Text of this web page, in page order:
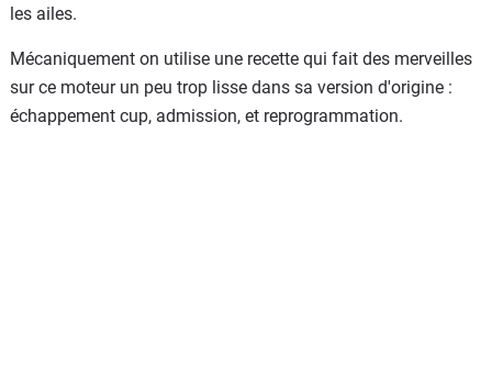
les ailes.
Mécaniquement on utilise une recette qui fait des merveilles
sur ce moteur un peu trop lisse dans sa version d'origine :
échappement cup, admission, et reprogrammation.